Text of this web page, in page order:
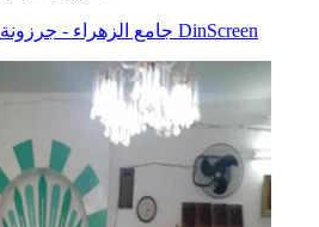
جامع الزهراء - جرزونة DinScreen